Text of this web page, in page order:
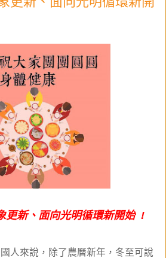
更新、面向光明循環新開始 !
人來說，除了農曆新年，冬至可說